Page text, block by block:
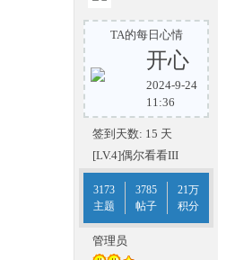
九
TA的每日心情
开心
2024-9-24
11:36
签到天数: 15 天
[LV.4]偶尔看看III
3173
主题
3785
帖子
21万
积分
管理员